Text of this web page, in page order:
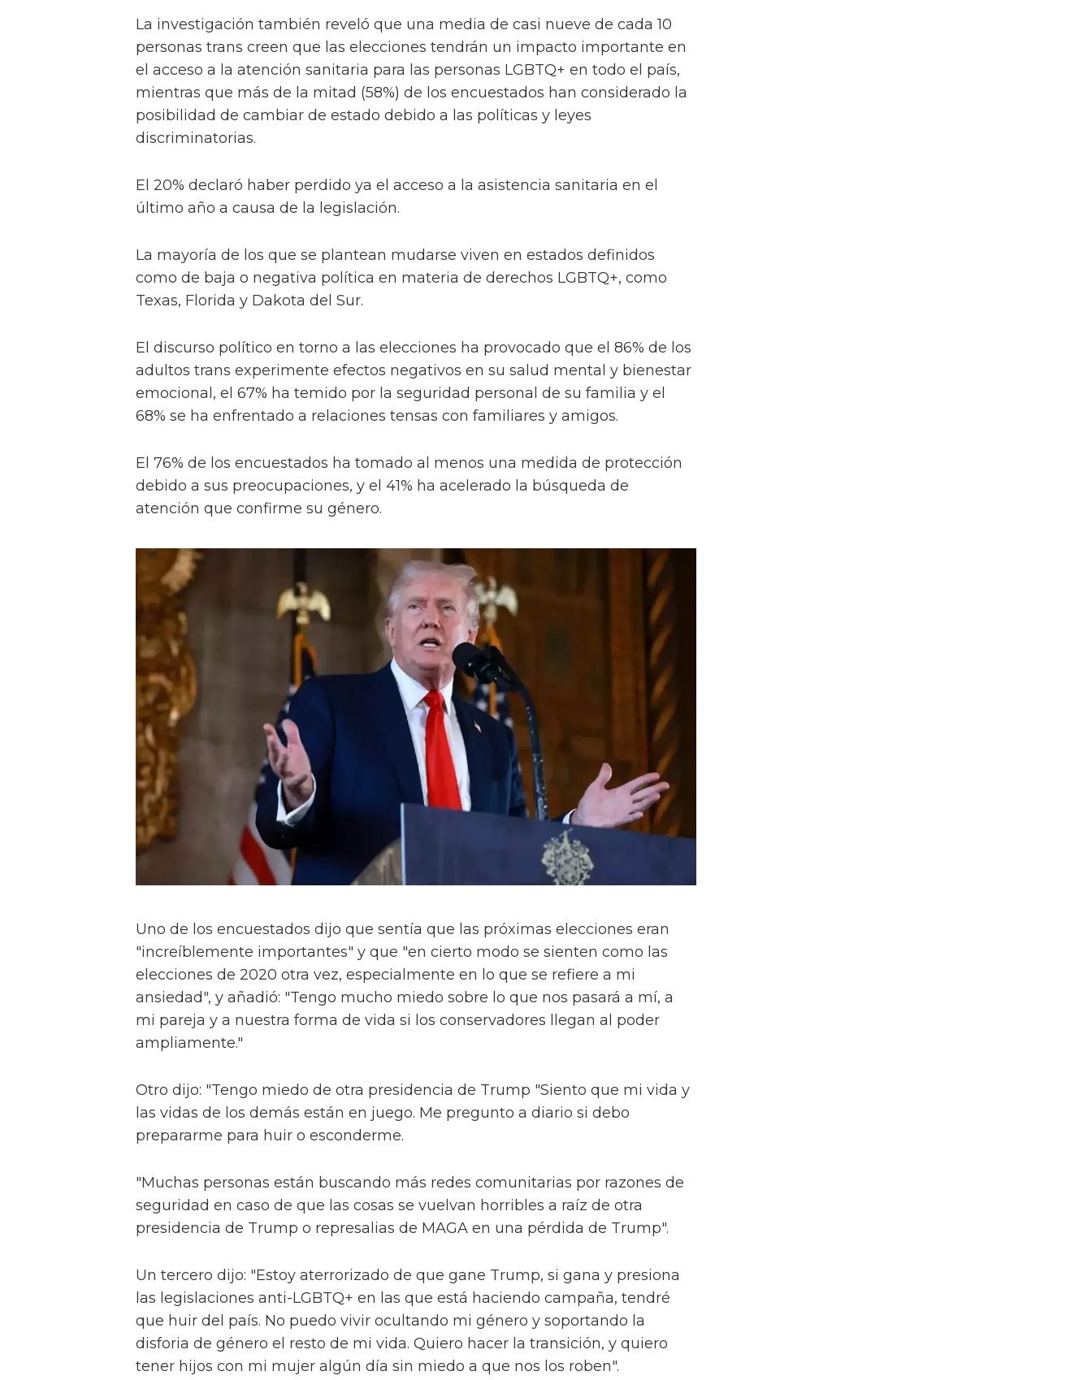
La investigación también reveló que una media de casi nueve de cada 10
personas trans creen que las elecciones tendrán un impacto importante en
el acceso a la atención sanitaria para las personas LGBTQ+ en todo el país,
mientras que más de la mitad (58%) de los encuestados han considerado la
posibilidad de cambiar de estado debido a las políticas y leyes
discriminatorias.
El 20% declaró haber perdido ya el acceso a la asistencia sanitaria en el
último año a causa de la legislación.
La mayoría de los que se plantean mudarse viven en estados definidos
como de baja o negativa política en materia de derechos LGBTQ+, como
Texas, Florida y Dakota del Sur.
El discurso político en torno a las elecciones ha provocado que el 86% de los
adultos trans experimente efectos negativos en su salud mental y bienestar
emocional, el 67% ha temido por la seguridad personal de su familia y el
68% se ha enfrentado a relaciones tensas con familiares y amigos.
El 76% de los encuestados ha tomado al menos una medida de protección
debido a sus preocupaciones, y el 41% ha acelerado la búsqueda de
atención que confirme su género.
Uno de los encuestados dijo que sentía que las próximas elecciones eran
"increíblemente importantes" y que "en cierto modo se sienten como las
elecciones de 2020 otra vez, especialmente en lo que se refiere a mi
ansiedad", y añadió: "Tengo mucho miedo sobre lo que nos pasará a mí, a
mi pareja y a nuestra forma de vida si los conservadores llegan al poder
ampliamente."
Otro dijo: "Tengo miedo de otra presidencia de Trump "Siento que mi vida y
las vidas de los demás están en juego. Me pregunto a diario si debo
prepararme para huir o esconderme.
"Muchas personas están buscando más redes comunitarias por razones de
seguridad en caso de que las cosas se vuelvan horribles a raíz de otra
presidencia de Trump o represalias de MAGA en una pérdida de Trump".
Un tercero dijo: "Estoy aterrorizado de que gane Trump, si gana y presiona
las legislaciones anti-LGBTQ+ en las que está haciendo campaña, tendré
que huir del país. No puedo vivir ocultando mi género y soportando la
disforia de género el resto de mi vida. Quiero hacer la transición, y quiero
tener hijos con mi mujer algún día sin miedo a que nos los roben".